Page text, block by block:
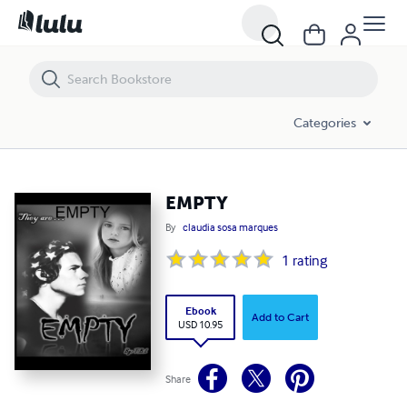
Categories
EMPTY
By claudia sosa marques
1 rating
Ebook
USD 10.95
Add to Cart
Share
EMPTY